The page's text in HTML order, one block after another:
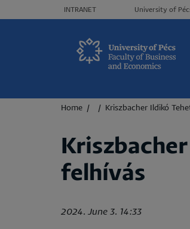
Header
INTRANET University of
Home Kriszbacher Ildikó
felhívás
2024. June 3. 14:33